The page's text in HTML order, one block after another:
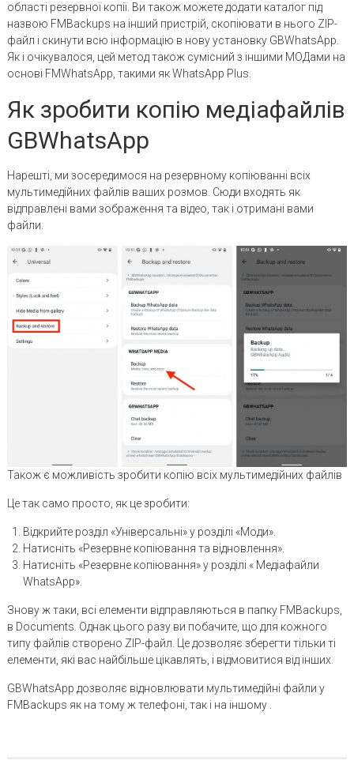
області резервної копії. Ви також можете додати каталог під
назвою FMBackups на інший пристрій, скопіювати в нього ZIP-
файл і скинути всю інформацію в нову установку GBWhatsApp.
Як і очікувалося, цей метод також сумісний з іншими МОДами на
основі FMWhatsApp, такими як WhatsApp Plus.
Як зробити копію медіафайлів
GBWhatsApp
Нарешті, ми зосередимося на резервному копіюванні всіх
мультимедійних файлів ваших розмов. Сюди входять як
відправлені вами зображення та відео, так і отримані вами
файли.
Також є можливість зробити копію всіх мультимедійних файлів
Це так само просто, як це зробити:
Відкрийте розділ «Універсальні» у розділі «Моди».
Натисніть «Резервне копіювання та відновлення».
Натисніть «Резервне копіювання» у розділі « Медіафайли
WhatsApp».
Знову ж таки, всі елементи відправляються в папку FMBackups,
в Documents. Однак цього разу ви побачите, що для кожного
типу файлів створено ZIP-файл. Це дозволяє зберегти тільки ті
елементи, які вас найбільше цікавлять, і відмовитися від інших.
GBWhatsApp дозволяє відновлювати мультимедійні файли у
FMBackups як на тому ж телефоні, так і на іншому .